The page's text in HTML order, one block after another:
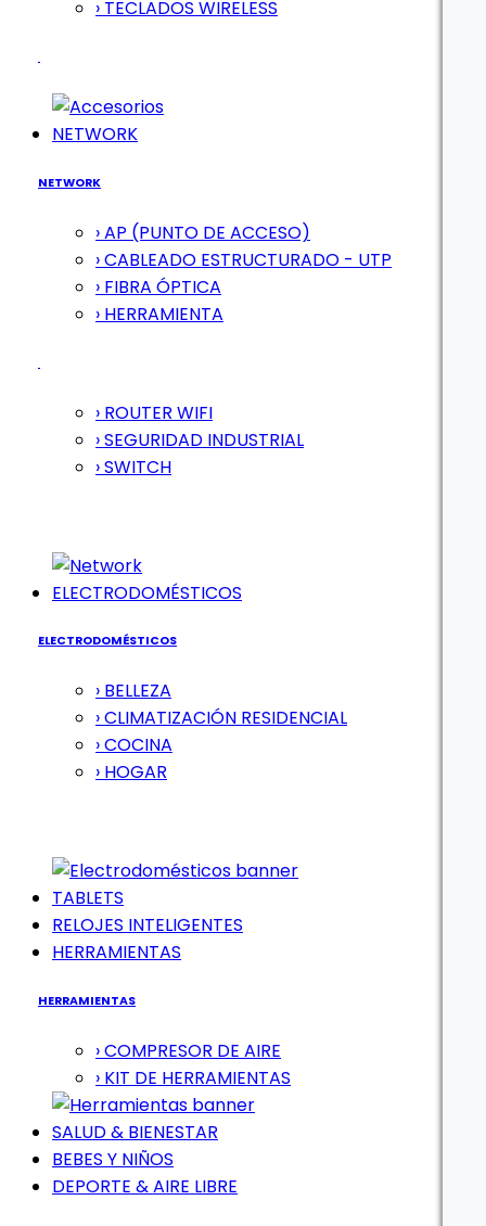
› TECLADOS WIRELESS
NETWORK
NETWORK
› AP (PUNTO DE ACCESO)
› CABLEADO ESTRUCTURADO - UTP
› FIBRA ÓPTICA
› HERRAMIENTA
› ROUTER WIFI
› SEGURIDAD INDUSTRIAL
› SWITCH
ELECTRODOMÉSTICOS
ELECTRODOMÉSTICOS
› BELLEZA
› CLIMATIZACIÓN RESIDENCIAL
› COCINA
› HOGAR
TABLETS
RELOJES INTELIGENTES
HERRAMIENTAS
HERRAMIENTAS
› COMPRESOR DE AIRE
› KIT DE HERRAMIENTAS
SALUD & BIENESTAR
BEBES Y NIÑOS
DEPORTE & AIRE LIBRE